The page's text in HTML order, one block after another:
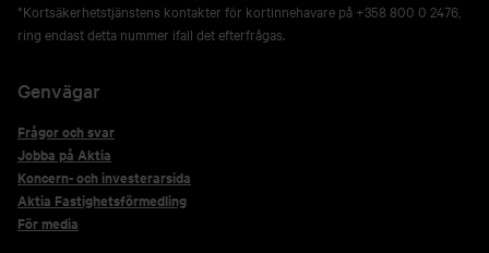
*Kortsäkerhetstjänstens kontakter för kortinnehavare på +358 800 0 2476,
ring endast detta nummer ifall det efterfrågas.
Genvägar
Frågor och svar
Jobba på Aktia
Koncern- och investerarsida
Aktia Fastighetsförmedling
För media